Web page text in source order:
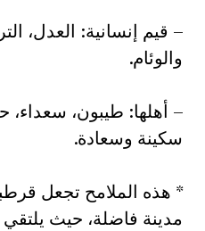
– قيم إنسانية: العدل،
والوئام.
– أهلها: طيبون،
سكينة وسعادة.
* هذه الملامح تجعل
مدينة فاضلة، حيث يلتقي